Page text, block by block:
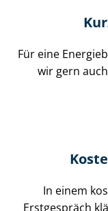
Für eine
wir gern
In einem
Erstgespräch